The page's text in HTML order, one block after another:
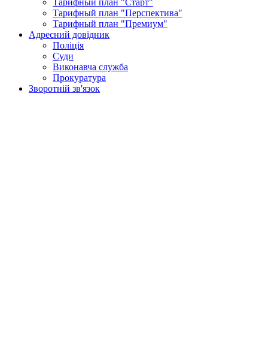
Тарифный план "Старт"
Тарифный план "Перспектива"
Тарифный план "Премиум"
Адресний довідник
Поліція
Суди
Виконавча служба
Прокуратура
Зворотній зв'язок